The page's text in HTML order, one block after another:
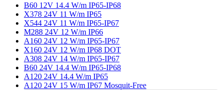
B60 12V 14.4 W/m IP65-IP68
X378 24V 11 W/m IP65
X544 24V 11 W/m IP65-IP67
M288 24V 12 W/m IP66
A160 24V 12 W/m IP65-IP67
X160 24V 12 W/m IP68 DOT
A308 24V 14 W/m IP65-IP67
B60 24V 14.4 W/m IP65-IP68
A120 24V 14.4 W/m IP65
A120 24V 15 W/m IP67 Mosquit-Free